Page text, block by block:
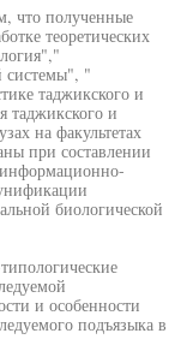
что полученные
теоретических
системы", "
таджикского и
таджикского и
на факультетах
при составлении
информационно-
биологической
и особенности
подъязыка в